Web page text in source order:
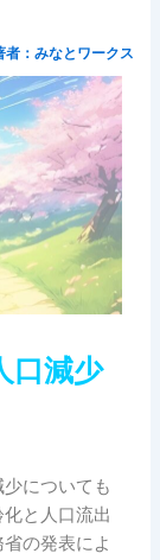
者：みなとワークス
口減少
についても
と人口流出
の発表によ